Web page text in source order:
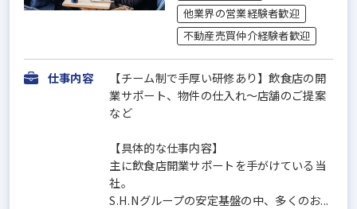
他業界の営業経験者歓迎
不動産売買仲介経験者歓迎
仕事内容
【チーム制で手厚い研修あり】飲食店の開
業サポート、物件の仕入れ～店舗のご提案
など
【具体的な仕事内容】
主に飲食店開業サポートを手がけている当
社。
S.H.Nグループの安定基盤の中、多くのお...